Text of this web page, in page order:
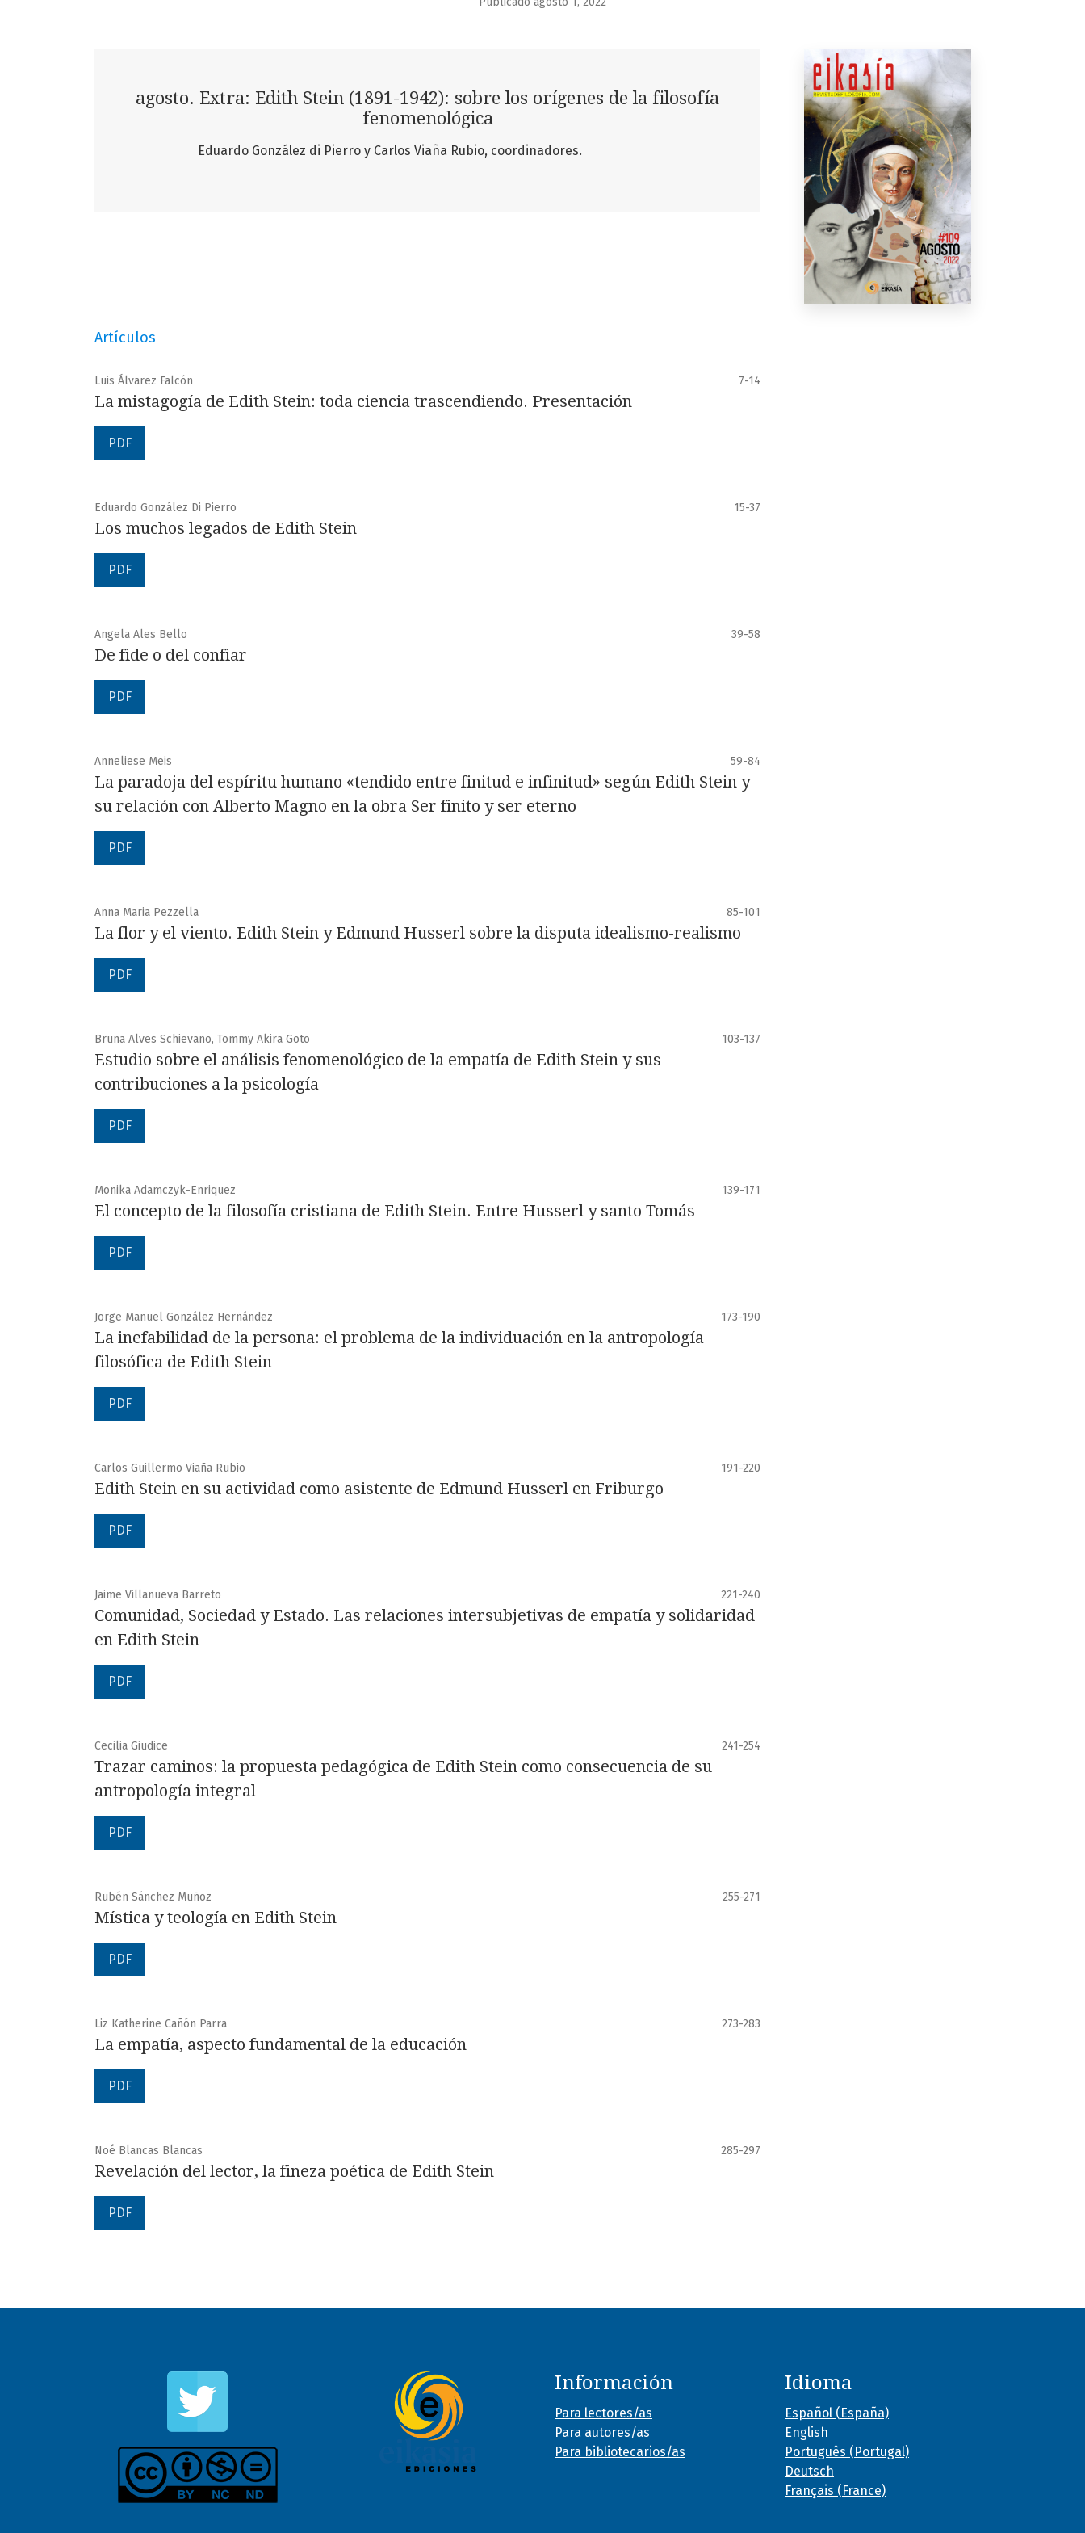
agosto. Extra: Edith Stein (1891-1942): sobre los orígenes de la filosofía
fenomenológica
Eduardo González di Pierro y Carlos Viaña Rubio, coordinadores.
Artículos
Luis Álvarez Falcón 7-14
La mistagogía de Edith Stein: toda ciencia trascendiendo. Presentación
PDF
Eduardo González Di Pierro 15-37
Los muchos legados de Edith Stein
PDF
Angela Ales Bello 39-58
De fide o del confiar
PDF
Anneliese Meis 59-84
La paradoja del espíritu humano «tendido entre finitud e infinitud» según Edith Stein y
su relación con Alberto Magno en la obra Ser finito y ser eterno
PDF
Anna Maria Pezzella 85-101
La flor y el viento. Edith Stein y Edmund Husserl sobre la disputa idealismo-realismo
PDF
Bruna Alves Schievano, Tommy Akira Goto 103-137
Estudio sobre el análisis fenomenológico de la empatía de Edith Stein y sus
contribuciones a la psicología
PDF
Monika Adamczyk-Enriquez 139-171
El concepto de la filosofía cristiana de Edith Stein. Entre Husserl y santo Tomás
PDF
Jorge Manuel González Hernández 173-190
La inefabilidad de la persona: el problema de la individuación en la antropología
filosófica de Edith Stein
PDF
Carlos Guillermo Viaña Rubio 191-220
Edith Stein en su actividad como asistente de Edmund Husserl en Friburgo
PDF
Jaime Villanueva Barreto 221-240
Comunidad, Sociedad y Estado. Las relaciones intersubjetivas de empatía y solidaridad
en Edith Stein
PDF
Cecilia Giudice 241-254
Trazar caminos: la propuesta pedagógica de Edith Stein como consecuencia de su
antropología integral
PDF
Rubén Sánchez Muñoz 255-271
Mística y teología en Edith Stein
PDF
Liz Katherine Cañón Parra 273-283
La empatía, aspecto fundamental de la educación
PDF
Noé Blancas Blancas 285-297
Revelación del lector, la fineza poética de Edith Stein
PDF
Información
Para lectores/as
Para autores/as
Para bibliotecarios/as
Idioma
Español (España)
English
Português (Portugal)
Deutsch
Français (France)